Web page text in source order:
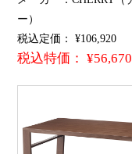
ー）
税込定価： ¥106,920
税込特価： ¥56,670